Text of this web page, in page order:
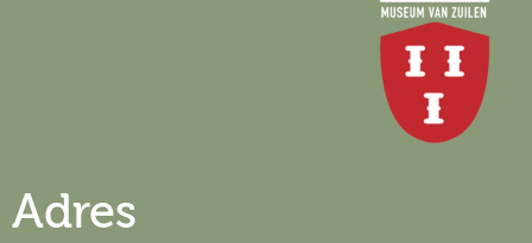
Adres